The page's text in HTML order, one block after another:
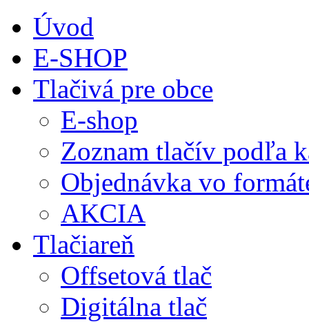
Úvod
E-SHOP
Tlačivá pre obce
E-shop
Zoznam tlačív podľa
Objednávka vo
AKCIA
Tlačiareň
Offsetová tlač
Digitálna tlač